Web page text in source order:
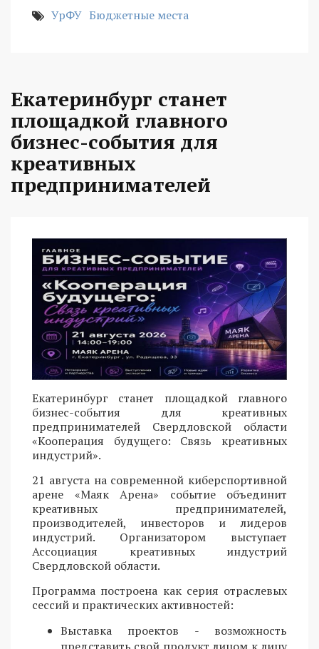
УрФУ Бюджетные места
Екатеринбург станет
площадкой главного
бизнес-события для
креативных
предпринимателей
Екатеринбург станет площадкой главного
бизнес-события для креативных
предпринимателей Свердловской области
«Кооперация будущего: Связь креативных
индустрий».
21 августа на современной киберспортивной
арене «Маяк Арена» событие объединит
креативных предпринимателей,
производителей, инвесторов и лидеров
индустрий. Организатором выступает
Ассоциация креативных индустрий
Свердловской области.
Программа построена как серия отраслевых
сессий и практических активностей:
Выставка проектов - возможность